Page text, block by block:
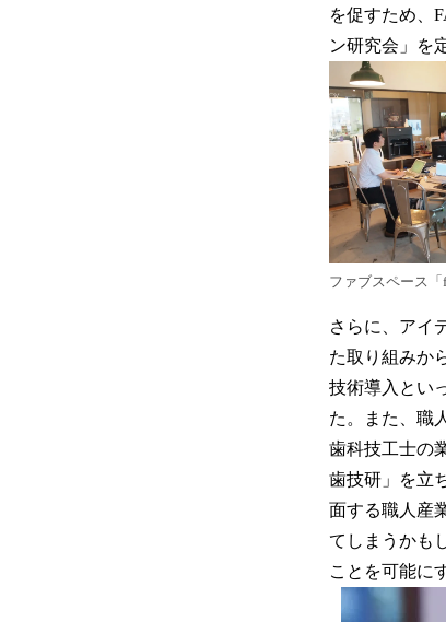
を促すため、
ン研究会」を
ファブスペース「
さらに、アイ
た取り組みか
技術導入とい
た。また、職
歯科技工士の
歯技研」を立
面する職人産
てしまうかも
ことを可能に